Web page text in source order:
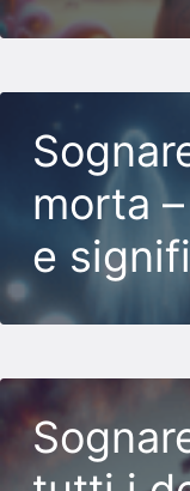
morta
e